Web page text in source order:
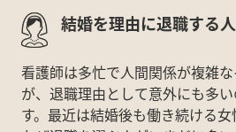
結婚を理由に退職する
看護師は多忙で人間関係が複雑
が、退職理由として意外にも多
す。最近は結婚後も働き続ける女